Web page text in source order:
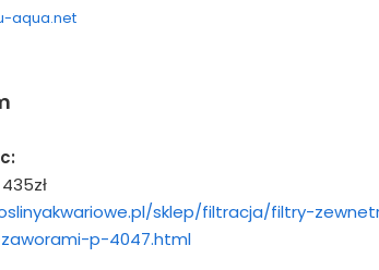
aqua.net
sklep/filtracja/filtry-
p-4047.html